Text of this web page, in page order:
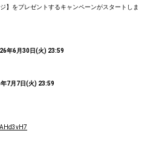
】をプレゼントするキャンペーンがスタートしま
年6月30日(火) 23:59
7月7日(火) 23:59